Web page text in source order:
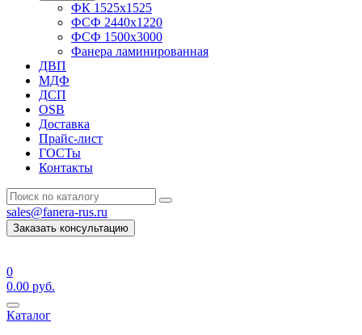
ФК 1525х1525
ФСФ 2440х1220
ФСФ 1500х3000
Фанера ламинированная
ДВП
МДФ
ДСП
OSB
Доставка
Прайс-лист
ГОСТы
Контакты
sales@fanera-rus.ru
Заказать консультацию
0
0.00 руб.
Каталог